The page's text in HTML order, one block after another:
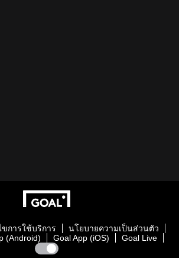
ขการใช้บริการ
นโยบายความเป็นส่วนตัว
(Android) Goal App (iOS) Goal Live